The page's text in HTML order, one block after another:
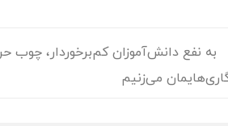
به نفع دانش‌آموزان کم‌برخوردار، چوب
می‌زنیم